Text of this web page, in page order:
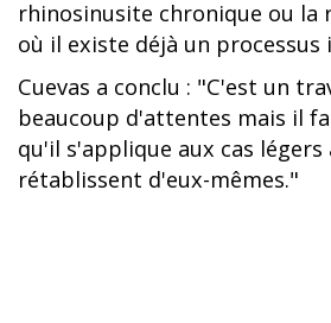
rhinosinusite chronique ou la
où il existe déjà un
Cuevas a conclu : "C'est un
beaucoup d'attentes mais il
qu'il s'applique aux cas légers
rétablissent d'eux-mêmes."